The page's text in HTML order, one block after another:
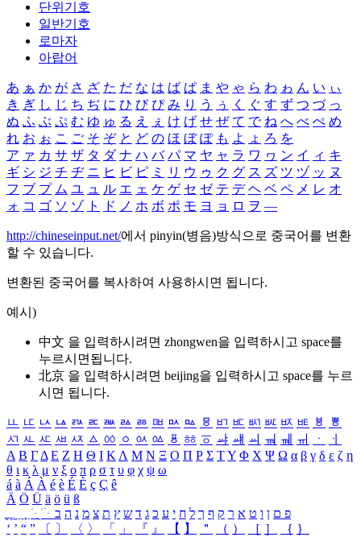
단위기호
일반기호
로마자
아랍어
あ ぁ か が さ ざ た だ な は ば ぱ ま や ゃ ら わ ゎ ん い ぃ
き ぎ し じ ち ぢ に ひ び ぴ み り う ぅ く ぐ す ず つ づ っ
ぬ ふ ぶ ぷ む ゆ ゅ る え ぇ け げ せ ぜ て で ね へ べ ぺ め
れ お ぉ こ ご そ ぞ と ど の ほ ぼ ぽ も よ ょ ろ を
ア ァ カ サ ザ タ ダ ナ ハ バ パ マ ヤ ャ ラ ワ ヮ ン イ ィ キ
ギ シ ジ チ ヂ ニ ヒ ビ ピ ミ リ ウ ゥ ク グ ス ズ ツ ヅ ッ ヌ
フ ブ プ ム ユ ュ ル エ ェ ケ ゲ セ ゼ テ デ ヘ ベ ペ メ レ オ
ォ コ ゴ ソ ゾ ト ド ノ ホ ボ ポ モ ヨ ョ ロ ヲ ―
http://chineseinput.net/에서 pinyin(병음)방식으로 중국어를 변환
할 수 있습니다.
변환된 중국어를 복사하여 사용하시면 됩니다.
예시)
中文 을 입력하시려면 zhongwen을 입력하시고 space를
누르시면됩니다.
北京 을 입력하시려면 beijing을 입력하시고 space를 누르
시면 됩니다.
ㅥ ㅦ ㅧ ㅨ ㅩ ㅪ ㅫ ㅬ ㅭ ㅮ ㅯ ㅰ ㅱ ㅲ ㅳ ㅴ ㅵ ㅶ ㅷ ㅸ
ㅹ
ㅺ ㅻ ㅼ ㅽ ㅾ ㅿ ㆀ ㆁ ㆂ ㆃ ㆄ ㆅ ㆆ ㆇ ㆈ ㆉ ㆊ ㆋ ㆌ ㆍ
ㆎ
Α Β ΓΔ Ε Ζ Η Θ Ι ΚΛ Μ Ν Ξ Ο Π Ρ Σ ΤΥ Φ Χ Ψ Ω α β γ δ ε ζ η
θ ι κ λ μ ν ξ ο π ρ σ τ υ φ χ ψ ω
á à Á À é è É È ç Ç ê
Ä Ö Ü ä ö ü ß
ִֶֹ ֻּ ׁׂ פ ם ן ו ט א ר ק ף ך ל ח י ע כ ג ד ש ץ ת צ מ נ ה ב
‘ ’ “ ” 〔 〕 〈 〉 「 」 『 』 【 】 ＂ （ ） ［ ］ ｛ ｝